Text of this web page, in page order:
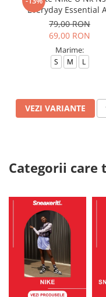
Everyday Essential
79,00 RON
69,00 RON
Marime:
S M L
VEZI VARIANTE
Categorii care